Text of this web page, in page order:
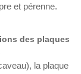
et pérenne.
des plaques
la plaque